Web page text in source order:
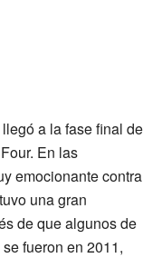
a la fase final de
En las
emocionante contra
una gran
de que algunos de
fueron en 2011,